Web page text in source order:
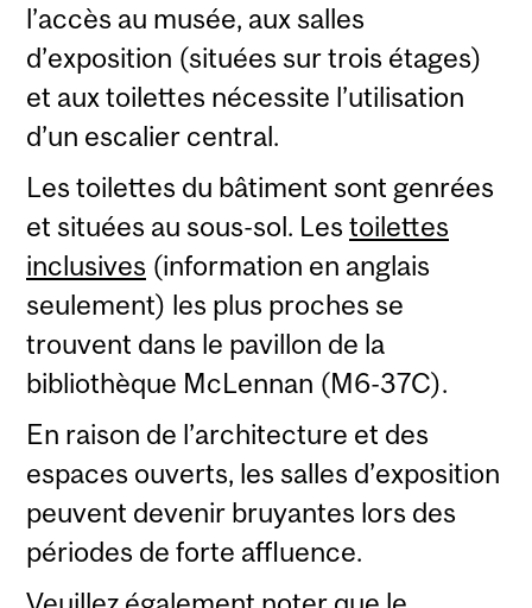
l’accès au musée, aux salles
d’exposition (situées sur trois étages)
et aux toilettes nécessite l’utilisation
d’un escalier central.
Les toilettes du bâtiment sont genrées
et situées au sous-sol. Les toilettes
inclusives (information en anglais
seulement) les plus proches se
trouvent dans le pavillon de la
bibliothèque McLennan (M6-37C).
En raison de l’architecture et des
espaces ouverts, les salles d’exposition
peuvent devenir bruyantes lors des
périodes de forte affluence.